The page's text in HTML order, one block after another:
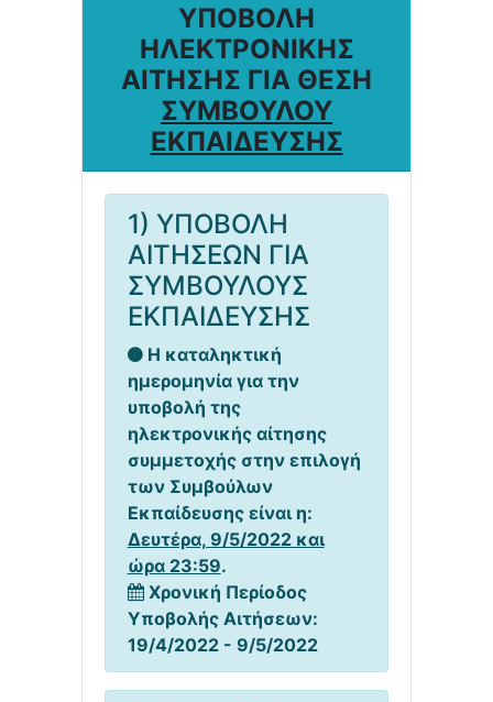
ΥΠΟΒΟΛΗ
ΗΛΕΚΤΡΟΝΙΚΗΣ
ΑΙΤΗΣΗΣ ΓΙΑ ΘΕΣΗ
ΣΥΜΒΟΥΛΟΥ
ΕΚΠΑΙΔΕΥΣΗΣ
1) ΥΠΟΒΟΛΗ
ΑΙΤΗΣΕΩΝ ΓΙΑ
ΣΥΜΒΟΥΛΟΥΣ
ΕΚΠΑΙΔΕΥΣΗΣ
Η καταληκτική
ημερομηνία για την
υποβολή της
ηλεκτρονικής αίτησης
συμμετοχής στην επιλογή
των Συμβούλων
Εκπαίδευσης είναι η:
Δευτέρα, 9/5/2022 και
ώρα 23:59.
Χρονική Περίοδος
Υποβολής Αιτήσεων:
19/4/2022 - 9/5/2022